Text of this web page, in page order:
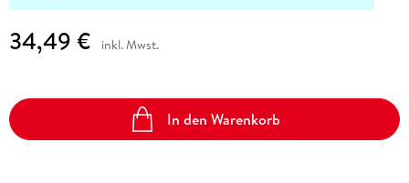
34,49 € inkl. Mwst.
In den Warenkorb